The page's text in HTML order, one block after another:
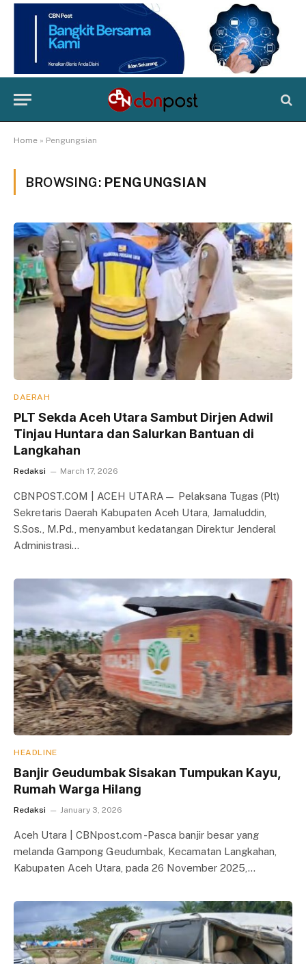
Home » Pengungsian
BROWSING: PENGUNGSIAN
DAERAH
PLT Sekda Aceh Utara Sambut Dirjen Adwil
Tinjau Huntara dan Salurkan Bantuan di
Langkahan
Redaksi March 17, 2026
CBNPOST.COM | ACEH UTARA— Pelaksana Tugas (Plt)
Sekretaris Daerah Kabupaten Aceh Utara, Jamaluddin,
S.Sos., M.Pd., menyambut kedatangan Direktur Jenderal
Administrasi…
HEADLINE
Banjir Geudumbak Sisakan Tumpukan Kayu,
Rumah Warga Hilang
Redaksi January 3, 2026
Aceh Utara | CBNpost.com -Pasca banjir besar yang
melanda Gampong Geudumbak, Kecamatan Langkahan,
Kabupaten Aceh Utara, pada 26 November 2025,…